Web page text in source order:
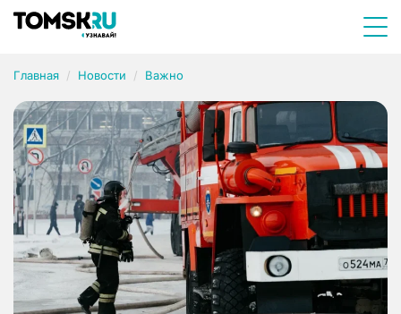
Главная Новости Важно